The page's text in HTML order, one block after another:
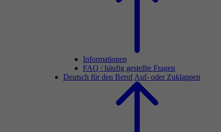
Informationen
FAQ / häufig gestellte Fragen
Deutsch für den Beruf Auf- oder Zuklappen